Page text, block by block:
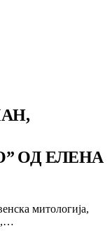
ОД ЕЛЕНА
митологија,